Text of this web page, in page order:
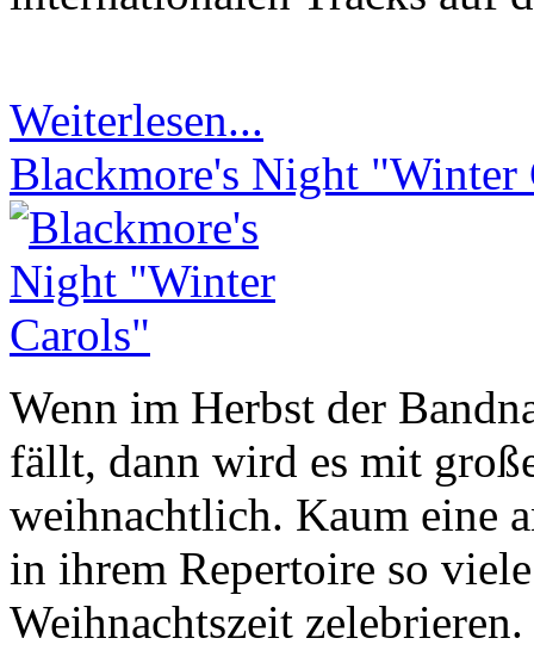
Weiterlesen...
Blackmore's Night "Winter
Wenn im Herbst der
fällt, dann wird es mit
weihnachtlich. Kaum eine
in ihrem Repertoire so
Weihnachtszeit zelebrieren.